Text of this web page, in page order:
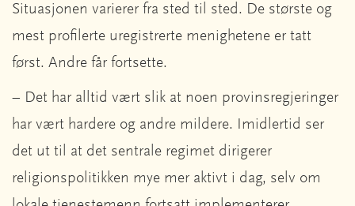
Situasjonen varierer fra sted til sted. De største og
mest profilerte uregistrerte menighetene er tatt
først. Andre får fortsette.
– Det har alltid vært slik at noen provinsregjeringer
har vært hardere og andre mildere. Imidlertid ser
det ut til at det sentrale regimet dirigerer
religionspolitikken mye mer aktivt i dag, selv om